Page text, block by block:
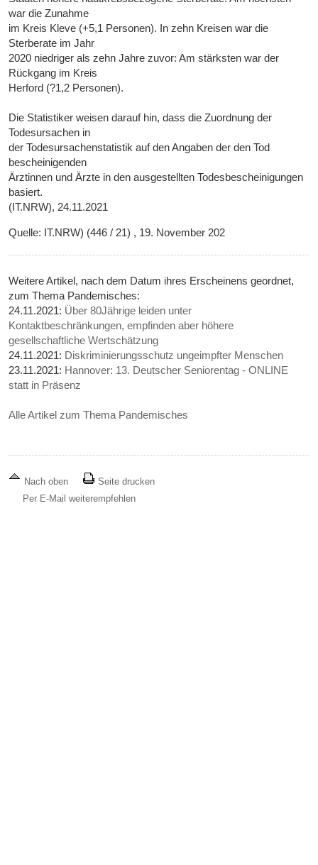
war die Zunahme
im Kreis Kleve (+5,1 Personen). In zehn Kreisen war die
Sterberate im Jahr
2020 niedriger als zehn Jahre zuvor: Am stärksten war der
Rückgang im Kreis
Herford (?1,2 Personen).
Die Statistiker weisen darauf hin, dass die Zuordnung der
Todesursachen in
der Todesursachenstatistik auf den Angaben der den Tod
bescheinigenden
Ärztinnen und Ärzte in den ausgestellten Todesbescheinigungen
basiert.
(IT.NRW), 24.11.2021
Quelle: IT.NRW) (446 / 21) , 19. November 202
Weitere Artikel, nach dem Datum ihres Erscheinens geordnet,
zum Thema Pandemisches:
24.11.2021: Über 80Jährige leiden unter
Kontaktbeschränkungen, empfinden aber höhere
gesellschaftliche Wertschätzung
24.11.2021: Diskriminierungsschutz ungeimpfter Menschen
23.11.2021: Hannover: 13. Deutscher Seniorentag - ONLINE
statt in Präsenz
Alle Artikel zum Thema Pandemisches
Nach oben
Seite drucken
Per E-Mail weiterempfehlen